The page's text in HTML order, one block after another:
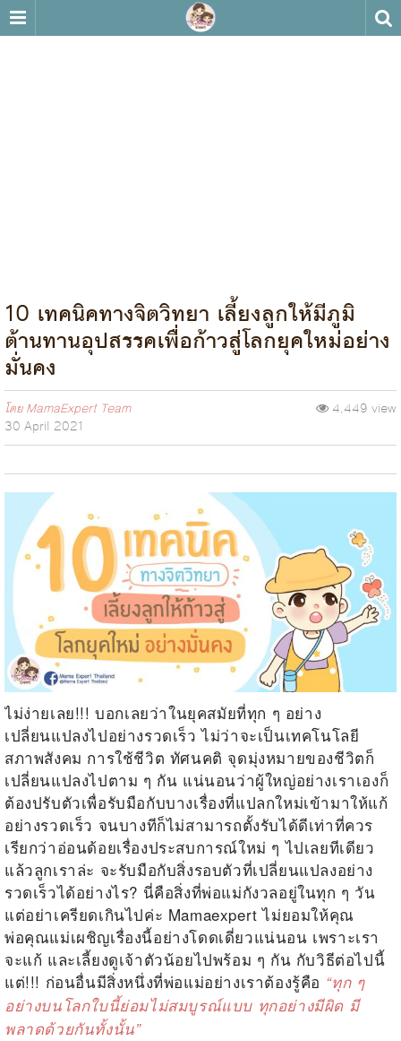
10 เทคนิคทางจิตวิทยา เลี้ยงลูกให้มีภูมิ
ต้านทานอุปสรรคเพื่อก้าวสู่โลกยุคใหม่อย่าง
มั่นคง
โดยMamaExpert Team
30 April 2021
4,449 view
ไม่ง่ายเลย!!! บอกเลยว่าในยุคสมัยที่ทุก ๆ อย่าง
เปลี่ยนแปลงไปอย่างรวดเร็ว ไม่ว่าจะเป็นเทคโนโลยี
สภาพสังคม การใช้ชีวิต ทัศนคติ จุดมุ่งหมายของชีวิตก็
เปลี่ยนแปลงไปตาม ๆ กัน แน่นอนว่าผู้ใหญ่อย่างเราเองก็
ต้องปรับตัวเพื่อรับมือกับบางเรื่องที่แปลกใหม่เข้ามาให้แก้
อย่างรวดเร็ว จนบางทีก็ไม่สามารถตั้งรับได้ดีเท่าที่ควร
เรียกว่าอ่อนด้อยเรื่องประสบการณ์ใหม่ ๆ ไปเลยทีเดียว
แล้วลูกเราล่ะ จะรับมือกับสิ่งรอบตัวที่เปลี่ยนแปลงอย่าง
รวดเร็วได้อย่างไร? นี่คือสิ่งที่พ่อแม่กังวลอยู่ในทุก ๆ วัน
แต่อย่าเครียดเกินไปค่ะ Mamaexpert ไม่ยอมให้คุณ
พ่อคุณแม่เผชิญเรื่องนี้อย่างโดดเดี่ยวแน่นอน เพราะเรา
จะแก้ และเลี้ยงดูเจ้าตัวน้อยไปพร้อม ๆ กัน กับวิธีต่อไปนี้
แต่!!! ก่อนอื่นมีสิ่งหนึ่งที่พ่อแม่อย่างเราต้องรู้คือ “ทุก ๆ
อย่างบนโลกใบนี้ย่อมไม่สมบูรณ์แบบ ทุกอย่างมีผิด มี
พลาดด้วยกันทั้งนั้น”